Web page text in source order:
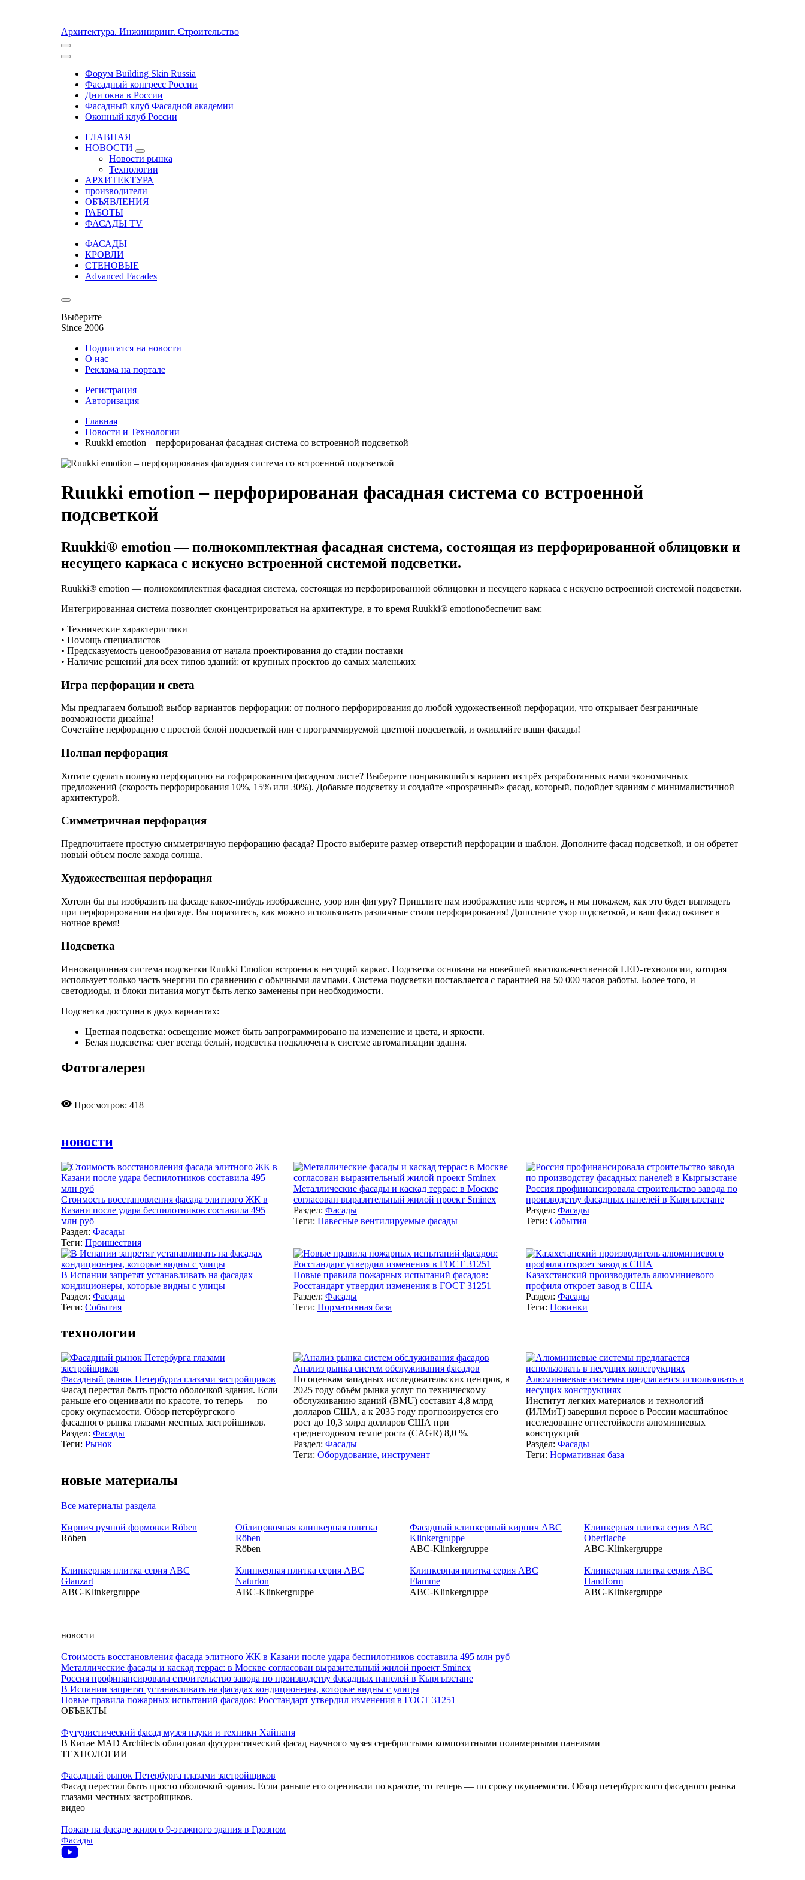
Архитектура. Инжиниринг. Строительство
Форум Building Skin Russia
Фасадный конгресс России
Дни окна в России
Фасадный клуб Фасадной академии
Оконный клуб России
ГЛАВНАЯ
НОВОСТИ
Новости рынка
Технологии
АРХИТЕКТУРА
производители
ОБЪЯВЛЕНИЯ
РАБОТЫ
ФАСАДЫ TV
ФАСАДЫ
КРОВЛИ
СТЕНОВЫЕ
Advanced Facades
Выберите
Since 2006
Подписатся на новости
О нас
Реклама на портале
Регистрация
Авторизация
Главная
Новости и Технологии
Ruukki emotion – перфорированая фасадная система со встроенной подсветкой
Ruukki emotion – перфорированая фасадная система со встроенной
подсветкой
Ruukki® emotion — полнокомплектная фасадная система, состоящая из перфорированной облицовки и
несущего каркаса с искусно встроенной системой подсветки.
Ruukki® emotion — полнокомплектная фасадная система, состоящая из перфорированной облицовки и несущего каркаса с искусно встроенной системой подсветки.
Интегрированная система позволяет сконцентрироваться на архитектуре, в то время Ruukki® emotionобеспечит вам:
• Технические характеристики
• Помощь специалистов
• Предсказуемость ценообразования от начала проектирования до стадии поставки
• Наличие решений для всех типов зданий: от крупных проектов до самых маленьких
Игра перфорации и света
Мы предлагаем большой выбор вариантов перфорации: от полного перфорирования до любой художественной перфорации, что открывает безграничные
возможности дизайна!
Сочетайте перфорацию с простой белой подсветкой или с программируемой цветной подсветкой, и оживляйте ваши фасады!
Полная перфорация
Хотите сделать полную перфорацию на гофрированном фасадном листе? Выберите понравившийся вариант из трёх разработанных нами экономичных
предложений (скорость перфорирования 10%, 15% или 30%). Добавьте подсветку и создайте «прозрачный» фасад, который, подойдет зданиям с минималистичной
архитектурой.
Симметричная перфорация
Предпочитаете простую симметричную перфорацию фасада? Просто выберите размер отверстий перфорации и шаблон. Дополните фасад подсветкой, и он обретет
новый объем после захода солнца.
Художественная перфорация
Хотели бы вы изобразить на фасаде какое-нибудь изображение, узор или фигуру? Пришлите нам изображение или чертеж, и мы покажем, как это будет выглядеть
при перфорировании на фасаде. Вы поразитесь, как можно использовать различные стили перфорирования! Дополните узор подсветкой, и ваш фасад оживет в
ночное время!
Подсветка
Инновационная система подсветки Ruukki Emotion встроена в несущий каркас. Подсветка основана на новейшей высококачественной LED-технологии, которая
использует только часть энергии по сравнению с обычными лампами. Система подсветки поставляется с гарантией на 50 000 часов работы. Более того, и
светодиоды, и блоки питания могут быть легко заменены при необходимости.
Подсветка доступна в двух вариантах:
Цветная подсветка: освещение может быть запрограммировано на изменение и цвета, и яркости.
Белая подсветка: свет всегда белый, подсветка подключена к системе автоматизации здания.
Фотогалерея
Просмотров: 418
новости
Стоимость восстановления фасада элитного ЖК в
Казани после удара беспилотников составила 495
млн руб
Раздел: Фасады
Теги: Проишествия
Металлические фасады и каскад террас: в Москве
согласован выразительный жилой проект Sminex
Раздел: Фасады
Теги: Навесные вентилируемые фасады
Россия профинансировала строительство завода по
производству фасадных панелей в Кыргызстане
Раздел: Фасады
Теги: События
В Испании запретят устанавливать на фасадах
кондиционеры, которые видны с улицы
Раздел: Фасады
Теги: События
Новые правила пожарных испытаний фасадов:
Росстандарт утвердил изменения в ГОСТ 31251
Раздел: Фасады
Теги: Нормативная база
Казахстанский производитель алюминиевого
профиля откроет завод в США
Раздел: Фасады
Теги: Новинки
технологии
Фасадный рынок Петербурга глазами застройщиков
Фасад перестал быть просто оболочкой здания. Если
раньше его оценивали по красоте, то теперь — по
сроку окупаемости. Обзор петербургского
фасадного рынка глазами местных застройщиков.
Раздел: Фасады
Теги: Рынок
Анализ рынка систем обслуживания фасадов
По оценкам западных исследовательских центров, в
2025 году объём рынка услуг по техническому
обслуживанию зданий (BMU) составит 4,8 млрд
долларов США, а к 2035 году прогнозируется его
рост до 10,3 млрд долларов США при
среднегодовом темпе роста (CAGR) 8,0 %.
Раздел: Фасады
Теги: Оборудование, инструмент
Алюминиевые системы предлагается использовать в
несущих конструкциях
Институт легких материалов и технологий
(ИЛМиТ) завершил первое в России масштабное
исследование огнестойкости алюминиевых
конструкций
Раздел: Фасады
Теги: Нормативная база
новые материалы
Все материалы раздела
Кирпич ручной формовки Röben
Röben
Облицовочная клинкерная плитка
Röben
Röben
Фасадный клинкерный кирпич ABC
Klinkergruppe
ABC-Klinkergruppe
Клинкерная плитка серия ABC
Oberflache
ABC-Klinkergruppe
Клинкерная плитка серия ABC
Glanzart
ABC-Klinkergruppe
Клинкерная плитка серия ABC
Naturton
ABC-Klinkergruppe
Клинкерная плитка серия ABC
Flamme
ABC-Klinkergruppe
Клинкерная плитка серия ABC
Handform
ABC-Klinkergruppe
новости
Стоимость восстановления фасада элитного ЖК в Казани после удара беспилотников составила 495 млн руб
Металлические фасады и каскад террас: в Москве согласован выразительный жилой проект Sminex
Россия профинансировала строительство завода по производству фасадных панелей в Кыргызстане
В Испании запретят устанавливать на фасадах кондиционеры, которые видны с улицы
Новые правила пожарных испытаний фасадов: Росстандарт утвердил изменения в ГОСТ 31251
ОБЪЕКТЫ
Футуристический фасад музея науки и техники Хайнаня
В Китае MAD Architects облицовал футуристический фасад научного музея серебристыми композитными полимерными панелями
ТЕХНОЛОГИИ
Фасадный рынок Петербурга глазами застройщиков
Фасад перестал быть просто оболочкой здания. Если раньше его оценивали по красоте, то теперь — по сроку окупаемости. Обзор петербургского фасадного рынка
глазами местных застройщиков.
видео
Пожар на фасаде жилого 9-этажного здания в Грозном
Фасады